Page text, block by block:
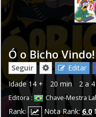
Ó o Bicho Vindo!
Seguir Editar
Idade 14 + 20 min 2 a
Editora : Chave-Mestra
Rank: Nota Rank:6.0